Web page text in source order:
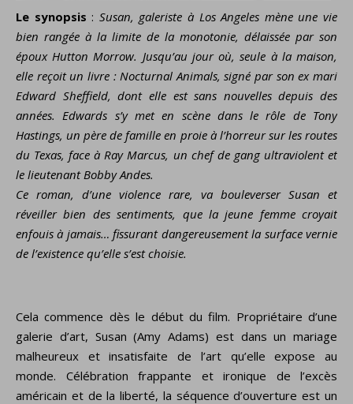
Le synopsis : Susan, galeriste à Los Angeles mène une vie
bien rangée à la limite de la monotonie, délaissée par son
époux Hutton Morrow. Jusqu’au jour où, seule à la maison,
elle reçoit un livre : Nocturnal Animals, signé par son ex mari
Edward Sheffield, dont elle est sans nouvelles depuis des
années. Edwards s’y met en scène dans le rôle de Tony
Hastings, un père de famille en proie à l’horreur sur les routes
du Texas, face à Ray Marcus, un chef de gang ultraviolent et
le lieutenant Bobby Andes.
Ce roman, d’une violence rare, va bouleverser Susan et
réveiller bien des sentiments, que la jeune femme croyait
enfouis à jamais… fissurant dangereusement la surface vernie
de l’existence qu’elle s’est choisie.
Cela commence dès le début du film. Propriétaire d’une
galerie d’art, Susan (Amy Adams) est dans un mariage
malheureux et insatisfaite de l’art qu’elle expose au
monde. Célébration frappante et ironique de l’excès
américain et de la liberté, la séquence d’ouverture est un